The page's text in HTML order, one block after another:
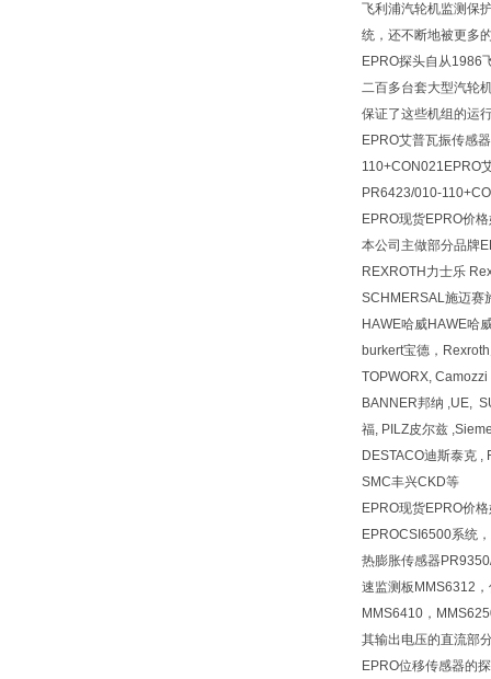
飞利浦汽轮机监测保
统，还不断地被更多
EPRO探头自从1986
二百多台套大型汽轮
保证了这些机组的运
EPRO艾普瓦振传感
110+CON021EPRO
PR6423/010-
EPRO现货EPRO价
本公司主做部分品牌
REXROTH力士乐
SCHMERSAL施迈赛
HAWE哈威HAWE哈
burkert宝德，
TOPWORX,
BANNER邦纳 ,UE,
福, PILZ皮尔兹
DESTACO迪斯泰克
SMC丰兴CKD等
EPRO现货EPRO价
EPROCSI6500系统
热膨胀传感器
速监测板MMS6312
MMS6410，
其输出电压的直流部
EPRO位移传感器的